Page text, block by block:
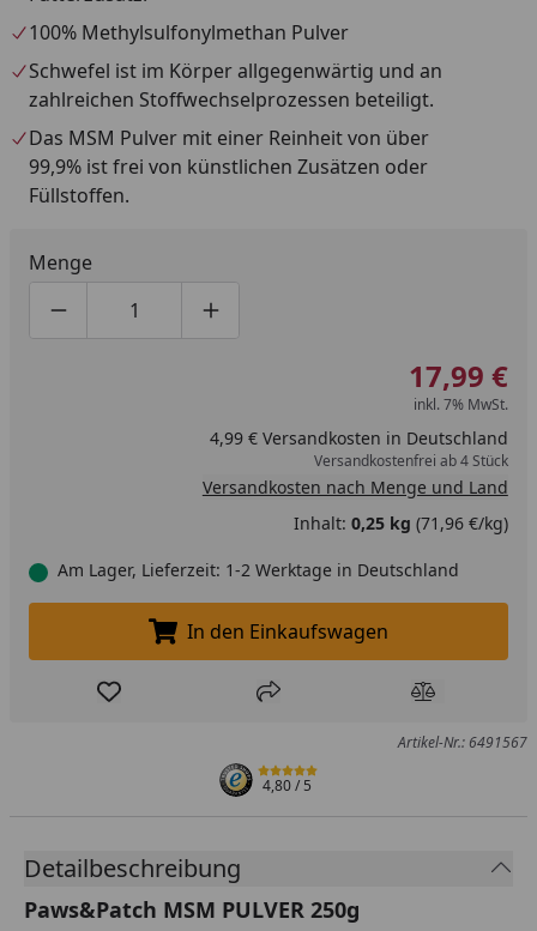
100% Methylsulfonylmethan Pulver
Schwefel ist im Körper allgegenwärtig und an
zahlreichen Stoffwechselprozessen beteiligt.
Das MSM Pulver mit einer Reinheit von über
99,9% ist frei von künstlichen Zusätzen oder
Füllstoffen.
Menge
Produktmenge um eins verringern
Produktmenge manuell eingeben
Produktmenge um eins erhöhen
17,99 €
inkl. 7% MwSt.
4,99 € Versandkosten in Deutschland
Versandkostenfrei ab 4 Stück
Versandkosten nach Menge und Land
Inhalt: 0,25 kg (71,96 €/kg)
Am Lager, Lieferzeit: 1-2 Werktage in Deutschland
In den Einkaufswagen legen
In den Einkaufswagen
Produkt zur Wunschliste hinzufügen
Teilen Produkt
Artikel-Nr.: 6491567
4,80/ 5
Detailbeschreibung
Paws&Patch MSM PULVER 250g